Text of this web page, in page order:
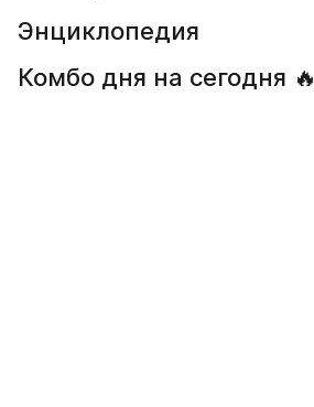
Энциклопедия
Комбо дня на сегодня 🔥